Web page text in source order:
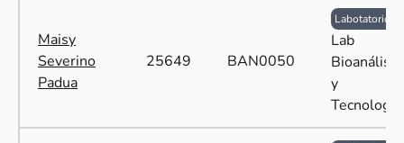
Maisy
Severino
Padua
25649 BAN0050
Labotatorio
Lab
Bioanálisis
y
Tecnología